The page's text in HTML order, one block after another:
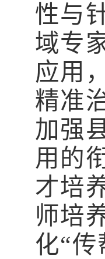
性与
域专
应用
精准
加强
用的
才培
师培
化“